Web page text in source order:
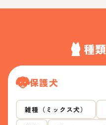
種
保護犬
雑種（ミックス犬）